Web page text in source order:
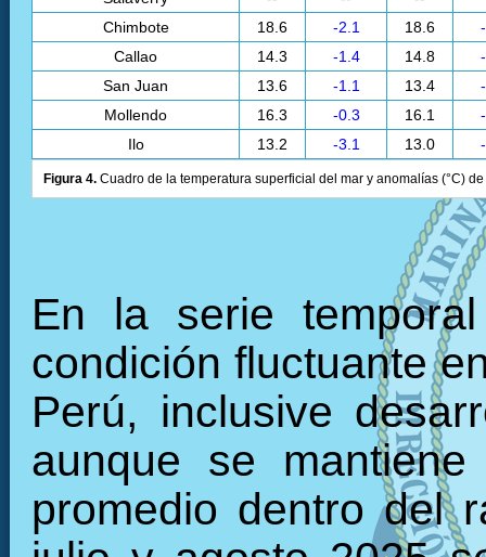
Chimbote
18.6 -2.1 18.6
Callao
14.3 -1.4 14.8
San Juan
13.6 -1.1 13.4
Mollendo
16.3 -0.3 16.1
Ilo
13.2 -3.1 13.0
Figura 4. Cuadro de la temperatura superficial del mar y anomalías (°C)
En la serie
condición fluctuante
Perú, inclusive
aunque se
promedio dentro del